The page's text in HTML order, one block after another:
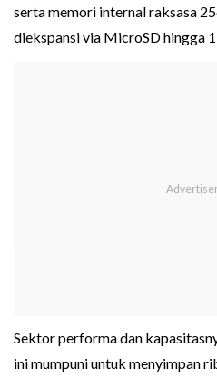
serta memori internal raksasa
diekspansi via MicroSD hingga
Sektor performa dan
ini mumpuni untuk menyimpan